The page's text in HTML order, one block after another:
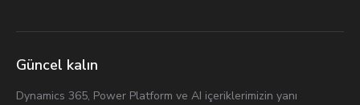
Güncel kalın
Dynamics 365, Power Platform ve AI içeriklerimizin yanı